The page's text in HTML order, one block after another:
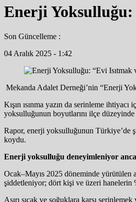
Enerji Yoksulluğu:
Son Güncelleme :
04 Aralık 2025 - 1:42
Mekanda Adalet Derneği’nin “Enerji
Kışın ısınma yazın da serinleme
yoksulluğunun boyutlarını ilçe
Rapor, enerji yoksulluğunun Türkiye’de
koydu.
Enerji yoksulluğu deneyimleniyor
Ocak–Mayıs 2025 döneminde yürütülen
şiddetleniyor; dört kişi ve üzeri hanelerin
Aşırı sıcak ve soğuklara karşı